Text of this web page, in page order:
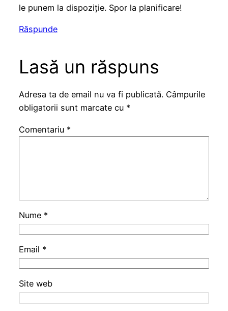
le punem la dispoziție. Spor la planificare!
Răspunde
Lasă un răspuns
Adresa ta de email nu va fi publicată. Câmpurile
obligatorii sunt marcate cu *
Comentariu *
Nume *
Email *
Site web